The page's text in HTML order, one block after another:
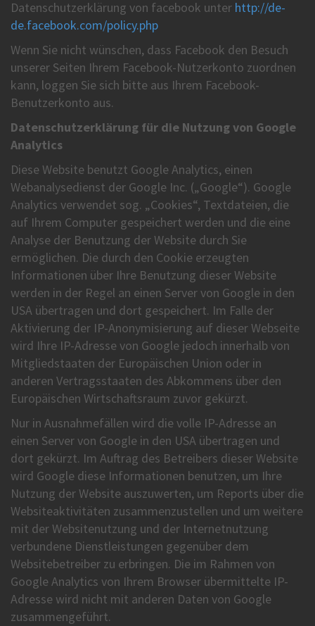
Datenschutzerklärung von facebook unter http://de-
de.facebook.com/policy.php
Wenn Sie nicht wünschen, dass Facebook den Besuch
unserer Seiten Ihrem Facebook-Nutzerkonto zuordnen
kann, loggen Sie sich bitte aus Ihrem Facebook-
Benutzerkonto aus.
Datenschutzerklärung für die Nutzung von Google
Analytics
Diese Website benutzt Google Analytics, einen
Webanalysedienst der Google Inc. („Google“). Google
Analytics verwendet sog. „Cookies“, Textdateien, die
auf Ihrem Computer gespeichert werden und die eine
Analyse der Benutzung der Website durch Sie
ermöglichen. Die durch den Cookie erzeugten
Informationen über Ihre Benutzung dieser Website
werden in der Regel an einen Server von Google in den
USA übertragen und dort gespeichert. Im Falle der
Aktivierung der IP-Anonymisierung auf dieser Webseite
wird Ihre IP-Adresse von Google jedoch innerhalb von
Mitgliedstaaten der Europäischen Union oder in
anderen Vertragsstaaten des Abkommens über den
Europäischen Wirtschaftsraum zuvor gekürzt.
Nur in Ausnahmefällen wird die volle IP-Adresse an
einen Server von Google in den USA übertragen und
dort gekürzt. Im Auftrag des Betreibers dieser Website
wird Google diese Informationen benutzen, um Ihre
Nutzung der Website auszuwerten, um Reports über die
Websiteaktivitäten zusammenzustellen und um weitere
mit der Websitenutzung und der Internetnutzung
verbundene Dienstleistungen gegenüber dem
Websitebetreiber zu erbringen. Die im Rahmen von
Google Analytics von Ihrem Browser übermittelte IP-
Adresse wird nicht mit anderen Daten von Google
zusammengeführt.